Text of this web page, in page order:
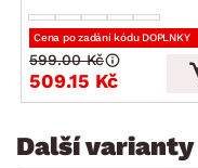
Cena po zadání kódu DOPLNKY
509.15 Kč
599.00 Kč
Další varianty